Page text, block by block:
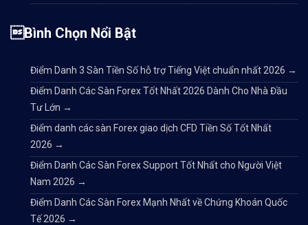
Bình Chọn Nổi Bật
Điểm Danh 3 Sàn Tiền Số hỗ trợ Tiếng Việt chuẩn nhất 2026 →
Điểm Danh Các Sàn Forex Tốt Nhất 2026 Dành Cho Nhà Đầu
Tư Lớn →
Điểm danh các sàn Forex giao dịch CFD Tiền Số Tốt Nhất
2026 →
Điểm Danh Các Sàn Forex Support Tốt Nhất cho Người Việt
Nam 2026 →
Điểm Danh Các Sàn Forex Mạnh Nhất về Chứng Khoán Quốc
Tế 2026 →